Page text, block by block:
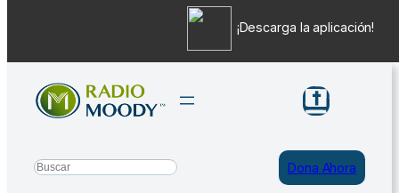
contenido
Search Dona Ahora
¡Descarga la aplicación!